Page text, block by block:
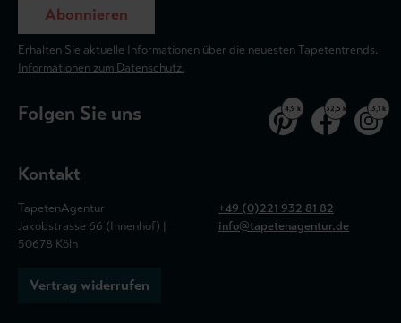
Abonnieren
Erhalten Sie aktuelle Informationen über die neuesten Tapetentrends.
Informationen zum Datenschutz.
Folgen Sie uns 4,9 k 32,5 k 3,1 k
Kontakt
TapetenAgentur
Jakobstrasse 66 (Innenhof) |
50678 Köln
+49 (0)221 932 81 82
info@tapetenagentur.de
Vertrag widerrufen